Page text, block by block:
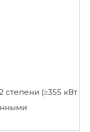
степени (≥355 кВт